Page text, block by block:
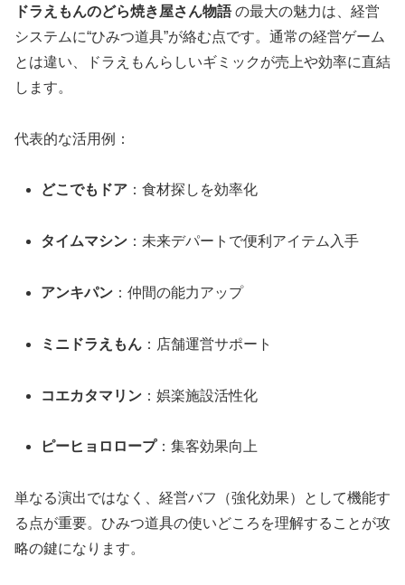
ドラえもんのどら焼き屋さん物語の最大の魅力は、経営
システムに“ひみつ道具”が絡む点です。通常の経営ゲーム
とは違い、ドラえもんらしいギミックが売上や効率に直結
します。
代表的な活用例：
どこでもドア ：食材探しを効率化
タイムマシン ：未来デパートで便利アイテム入手
アンキパン ：仲間の能力アップ
ミニドラえもん ：店舗運営サポート
コエカタマリン ：娯楽施設活性化
ピーヒョロロープ：集客効果向上
単なる演出ではなく、経営バフ（強化効果）として機能す
る点が重要。ひみつ道具の使いどころを理解することが攻
略の鍵になります。